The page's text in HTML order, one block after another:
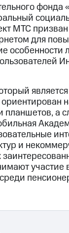
фонда
МТС
для
а
и
участие